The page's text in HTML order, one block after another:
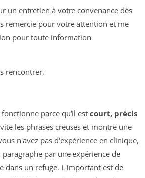
un entretien à votre convenance dès
remercie pour votre attention et me
pour toute information
rencontrer,
fonctionne parce qu'il est court, précis
les phrases creuses et montre une
n'avez pas d'expérience en clinique,
par une expérience de
dans un refuge. L'important est de